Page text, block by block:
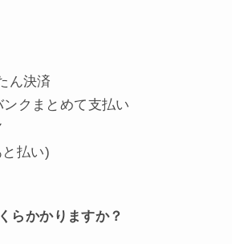
ん決済
ンクまとめて支払い
払い)
らかかりますか？